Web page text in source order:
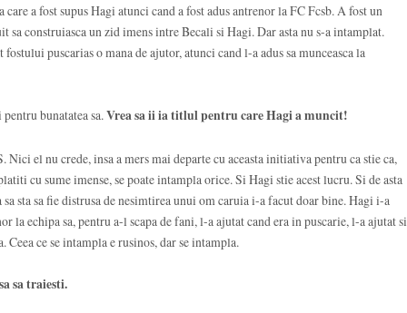
a fost supus Hagi atunci cand a fost adus antrenor la FC Fcsb. A fost un
sa construiasca un zid imens intre Becali si Hagi. Dar asta nu s-a intamplat.
puscarias o mana de ajutor, atunci cand l-a adus sa munceasca la
bunatatea sa.Vrea sa ii ia titlul pentru care Hagi a muncit!
Nici el nu crede, insa a mers mai departe cu aceasta initiativa pentru ca stie ca,
cu sume imense, se poate intampla orice. Si Hagi stie acest lucru. Si de asta
sa sta sa fie distrusa de nesimtirea unui om caruia i-a facut doar bine. Hagi i-a
la echipa sa, pentru a-l scapa de fani, l-a ajutat cand era in puscarie, l-a ajutat si
Ceea ce se intampla e rusinos, dar se intampla.
sa traiesti.